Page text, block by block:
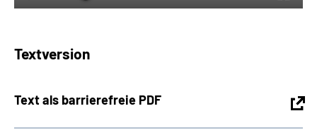
Mein Kundenportal
Textversion
Text als barrierefreie PDF